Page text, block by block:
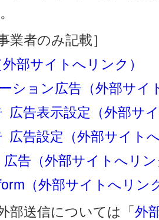
業者のみ記載］
部サイトへリンク）
ション広告（外部サイ
広告表示設定（外部サ
広告設定（外部サイト
広告（外部サイトへリ
（外部サイトへリン
部送信については「外